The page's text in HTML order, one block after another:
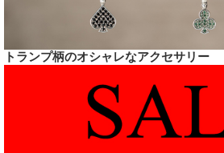
トランプ柄のオシャレなアクセサリー